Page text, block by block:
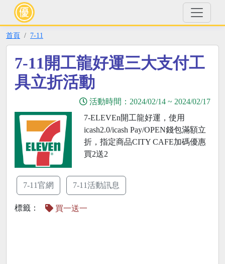
首頁 7-11
7-11開工龍好運三大支付工
具立折活動
活動時間： 2024/02/14 ~ 2024/02/17
7-ELEVEn開工龍好運，使用
icash2.0/icash Pay/OPEN錢包滿額立
折，指定商品CITY CAFE加碼優惠
買2送2
7-11官網 7-11活動訊息
標籤： 買一送一